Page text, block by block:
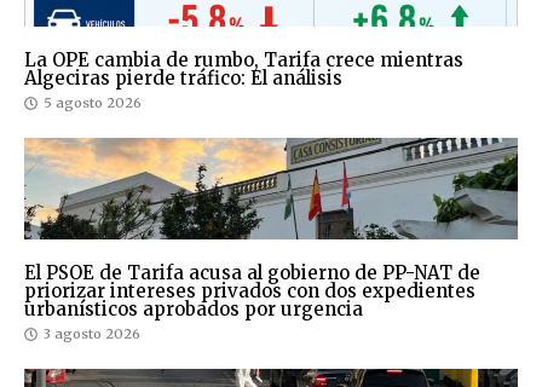
La OPE cambia de rumbo, Tarifa crece mientras
Algeciras pierde tráfico: El análisis
5 agosto 2026
El PSOE de Tarifa acusa al gobierno de PP-NAT de
priorizar intereses privados con dos expedientes
urbanísticos aprobados por urgencia
3 agosto 2026